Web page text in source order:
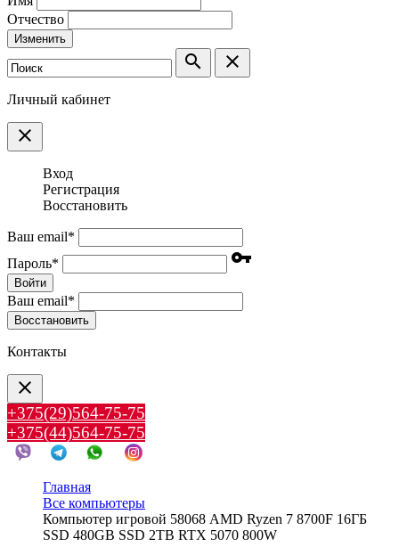
Отчество
Изменить
search clear
Личный кабинет
clear
Вход
Регистрация
Восстановить
Ваш email*
Пароль* vpn_key
Войти
Ваш email*
Воcстановить
Контакты
clear
+375(29)564-75-75
+375(44)564-75-75
Главная
Все компьютеры
Компьютер игровой 58068 AMD Ryzen 7 8700F 16ГБ
SSD 480GB SSD 2TB RTX 5070 800W